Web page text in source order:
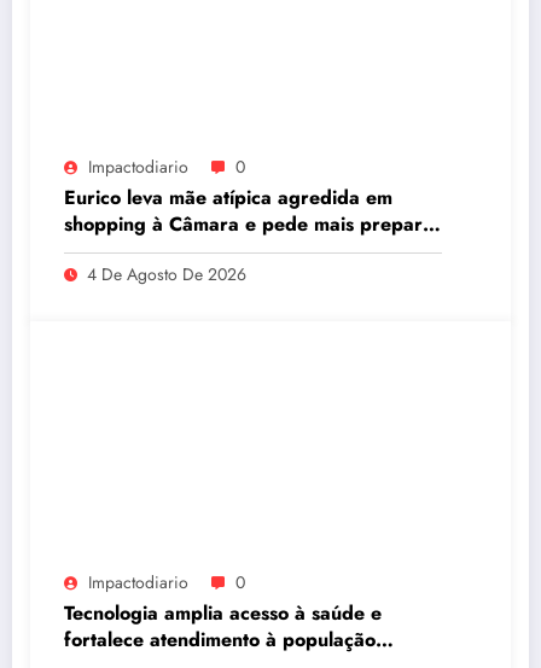
Impactodiario 0
Eurico leva mãe atípica agredida em
shopping à Câmara e pede mais preparo
dos estabelecimentos para acolher
autistas
4 De Agosto De 2026
Impactodiario 0
Tecnologia amplia acesso à saúde e
fortalece atendimento à população